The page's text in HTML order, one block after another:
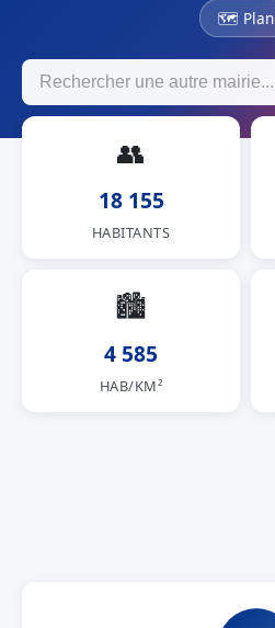
🗺 Plan
👥
18 155
HABITANTS
🏙
4 585
HAB/KM²